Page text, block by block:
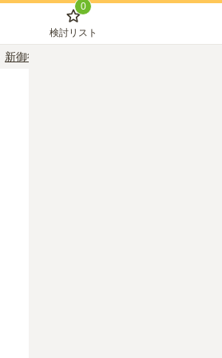
0
検討リスト
新御徒町駅のお墓（霊園・墓地）